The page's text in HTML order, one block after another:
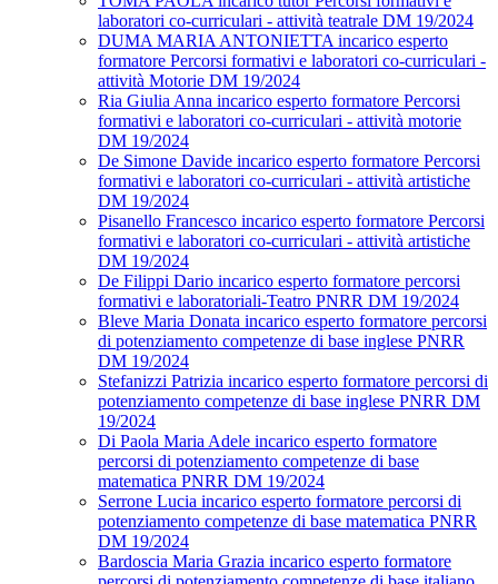
laboratori co-curriculari - attività teatrale DM 19/2024
DUMA MARIA ANTONIETTA incarico esperto
formatore Percorsi formativi e laboratori co-curriculari -
attività Motorie DM 19/2024
Ria Giulia Anna incarico esperto formatore Percorsi
formativi e laboratori co-curriculari - attività motorie
DM 19/2024
De Simone Davide incarico esperto formatore Percorsi
formativi e laboratori co-curriculari - attività artistiche
DM 19/2024
Pisanello Francesco incarico esperto formatore Percorsi
formativi e laboratori co-curriculari - attività artistiche
DM 19/2024
De Filippi Dario incarico esperto formatore percorsi
formativi e laboratoriali-Teatro PNRR DM 19/2024
Bleve Maria Donata incarico esperto formatore percorsi
di potenziamento competenze di base inglese PNRR
DM 19/2024
Stefanizzi Patrizia incarico esperto formatore percorsi di
potenziamento competenze di base inglese PNRR DM
19/2024
Di Paola Maria Adele incarico esperto formatore
percorsi di potenziamento competenze di base
matematica PNRR DM 19/2024
Serrone Lucia incarico esperto formatore percorsi di
potenziamento competenze di base matematica PNRR
DM 19/2024
Bardoscia Maria Grazia incarico esperto formatore